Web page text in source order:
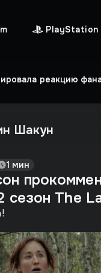
PlayStation
реакцию
Шакун
1 мин
сезон The